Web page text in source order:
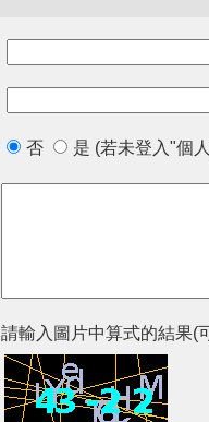
否 是 (若未登入"個
請輸入圖片中算式的結果(